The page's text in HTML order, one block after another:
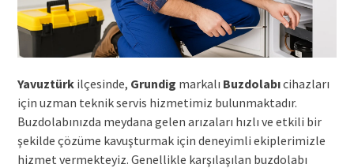
Yavuztürkilçesinde, Grundig markalı Buzdolabıcihazları
için uzman teknik servis hizmetimiz bulunmaktadır.
Buzdolabınızda meydana gelen arızaları hızlı ve etkili bir
şekilde çözüme kavuşturmak için deneyimli ekiplerimizle
hizmet vermekteyiz. Genellikle karşılaşılan buzdolabı